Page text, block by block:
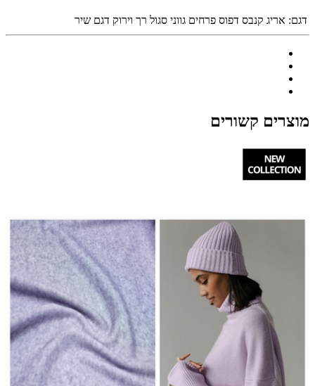
דגם: אריג קנבס דפוס פרחים גווני סגול רך וירוק דגם שיר
מוצרים קשורים